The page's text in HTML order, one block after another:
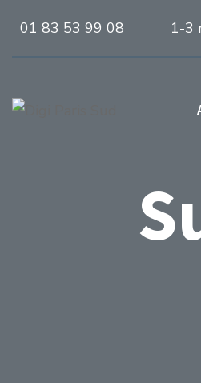
01 83 53 99 08 1-3